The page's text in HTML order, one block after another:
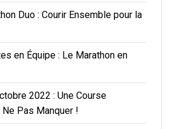
Duo : Courir Ensemble pour la
en Équipe : Le Marathon en
2022 : Une Course
Pas Manquer !